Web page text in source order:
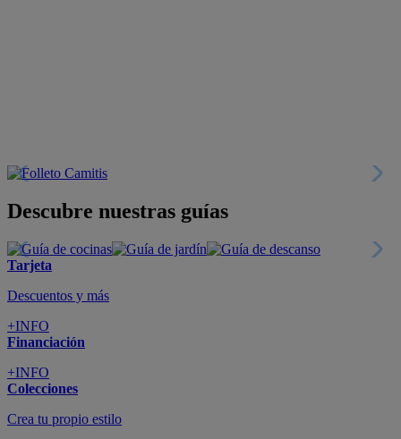
Descubre nuestras guías
Tarjeta
Descuentos y más
+INFO
Financiación
+INFO
Colecciones
Crea tu propio estilo